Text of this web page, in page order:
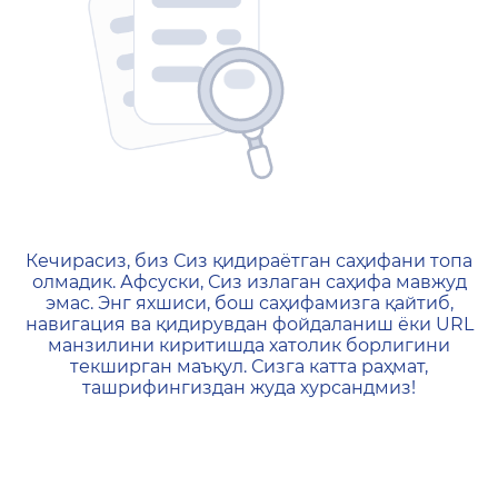
404 — Страница не
Кечирасиз, биз Сиз қидираётган саҳифани топа
олмадик. Афсуски, Сиз излаган саҳифа мавжуд
эмас. Энг яхшиси, бош саҳифамизга қайтиб,
навигация ва қидирувдан фойдаланиш ёки URL
манзилини киритишда хатолик борлигини
текширган маъқул. Сизга катта раҳмат,
ташрифингиздан жуда хурсандмиз!